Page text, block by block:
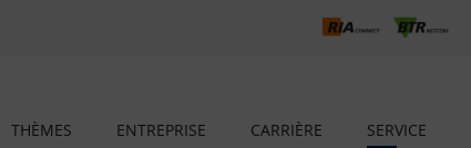
THÈMES ENTREPRISE CARRIÈRE SERVICE